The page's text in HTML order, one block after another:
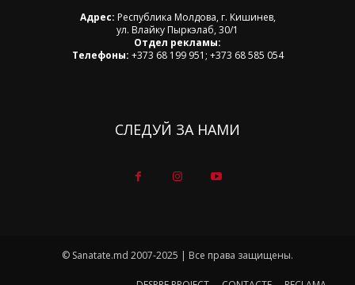
Адрес: Республика Молдова, г. Кишинев,
ул. Влайку Пыркэлаб, 30/1
Отдел рекламы:
Телефоны: +373 68 199 951; +373 68 585 054
СЛЕДУЙ ЗА НАМИ
© Sanatate.md 2007-2025 | Все права защищены.